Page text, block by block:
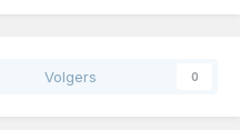
Volgers 0